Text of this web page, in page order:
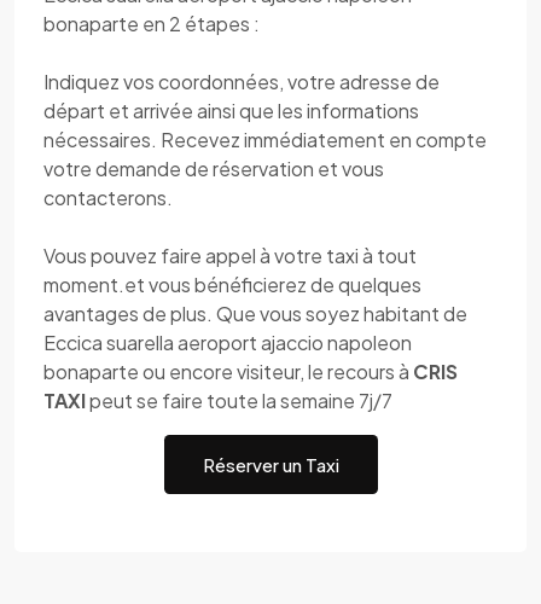
bonaparte en 2 étapes :
Indiquez vos coordonnées, votre adresse de
départ et arrivée ainsi que les informations
nécessaires. Recevez immédiatement en compte
votre demande de réservation et vous
contacterons.
Vous pouvez faire appel à votre taxi à tout
moment.et vous bénéficierez de quelques
avantages de plus. Que vous soyez habitant de
Eccica suarella aeroport ajaccio napoleon
bonaparte ou encore visiteur, le recours à CRIS
TAXIpeut se faire toute la semaine 7j/7
Réserver un Taxi